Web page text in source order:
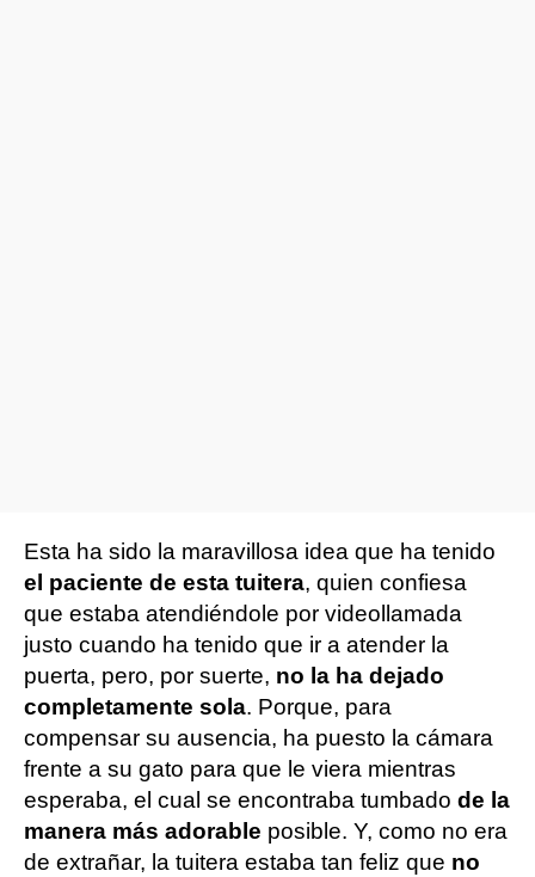
Esta ha sido la maravillosa idea que ha tenido
el paciente de esta tuitera, quien confiesa
que estaba atendiéndole por videollamada
justo cuando ha tenido que ir a atender la
puerta, pero, por suerte, no la ha dejado
completamente sola. Porque, para
compensar su ausencia, ha puesto la cámara
frente a su gato para que le viera mientras
esperaba, el cual se encontraba tumbado de la
manera más adorable posible. Y, como no era
de extrañar, la tuitera estaba tan feliz que no